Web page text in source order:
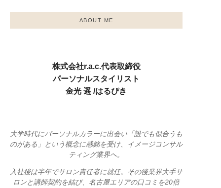
ABOUT ME
株式会社r.a.c.代表取締役
パーソナルスタイリスト
金光 遥 /はるぴき
大学時代にパーソナルカラーに出会い「誰でも似合うも
のがある」という概念に感銘を受け、イメージコンサル
ティング業界へ。
入社後は半年でサロン責任者に就任。その後業界大手サ
ロンと講師契約を結び、名古屋エリアの口コミを20倍